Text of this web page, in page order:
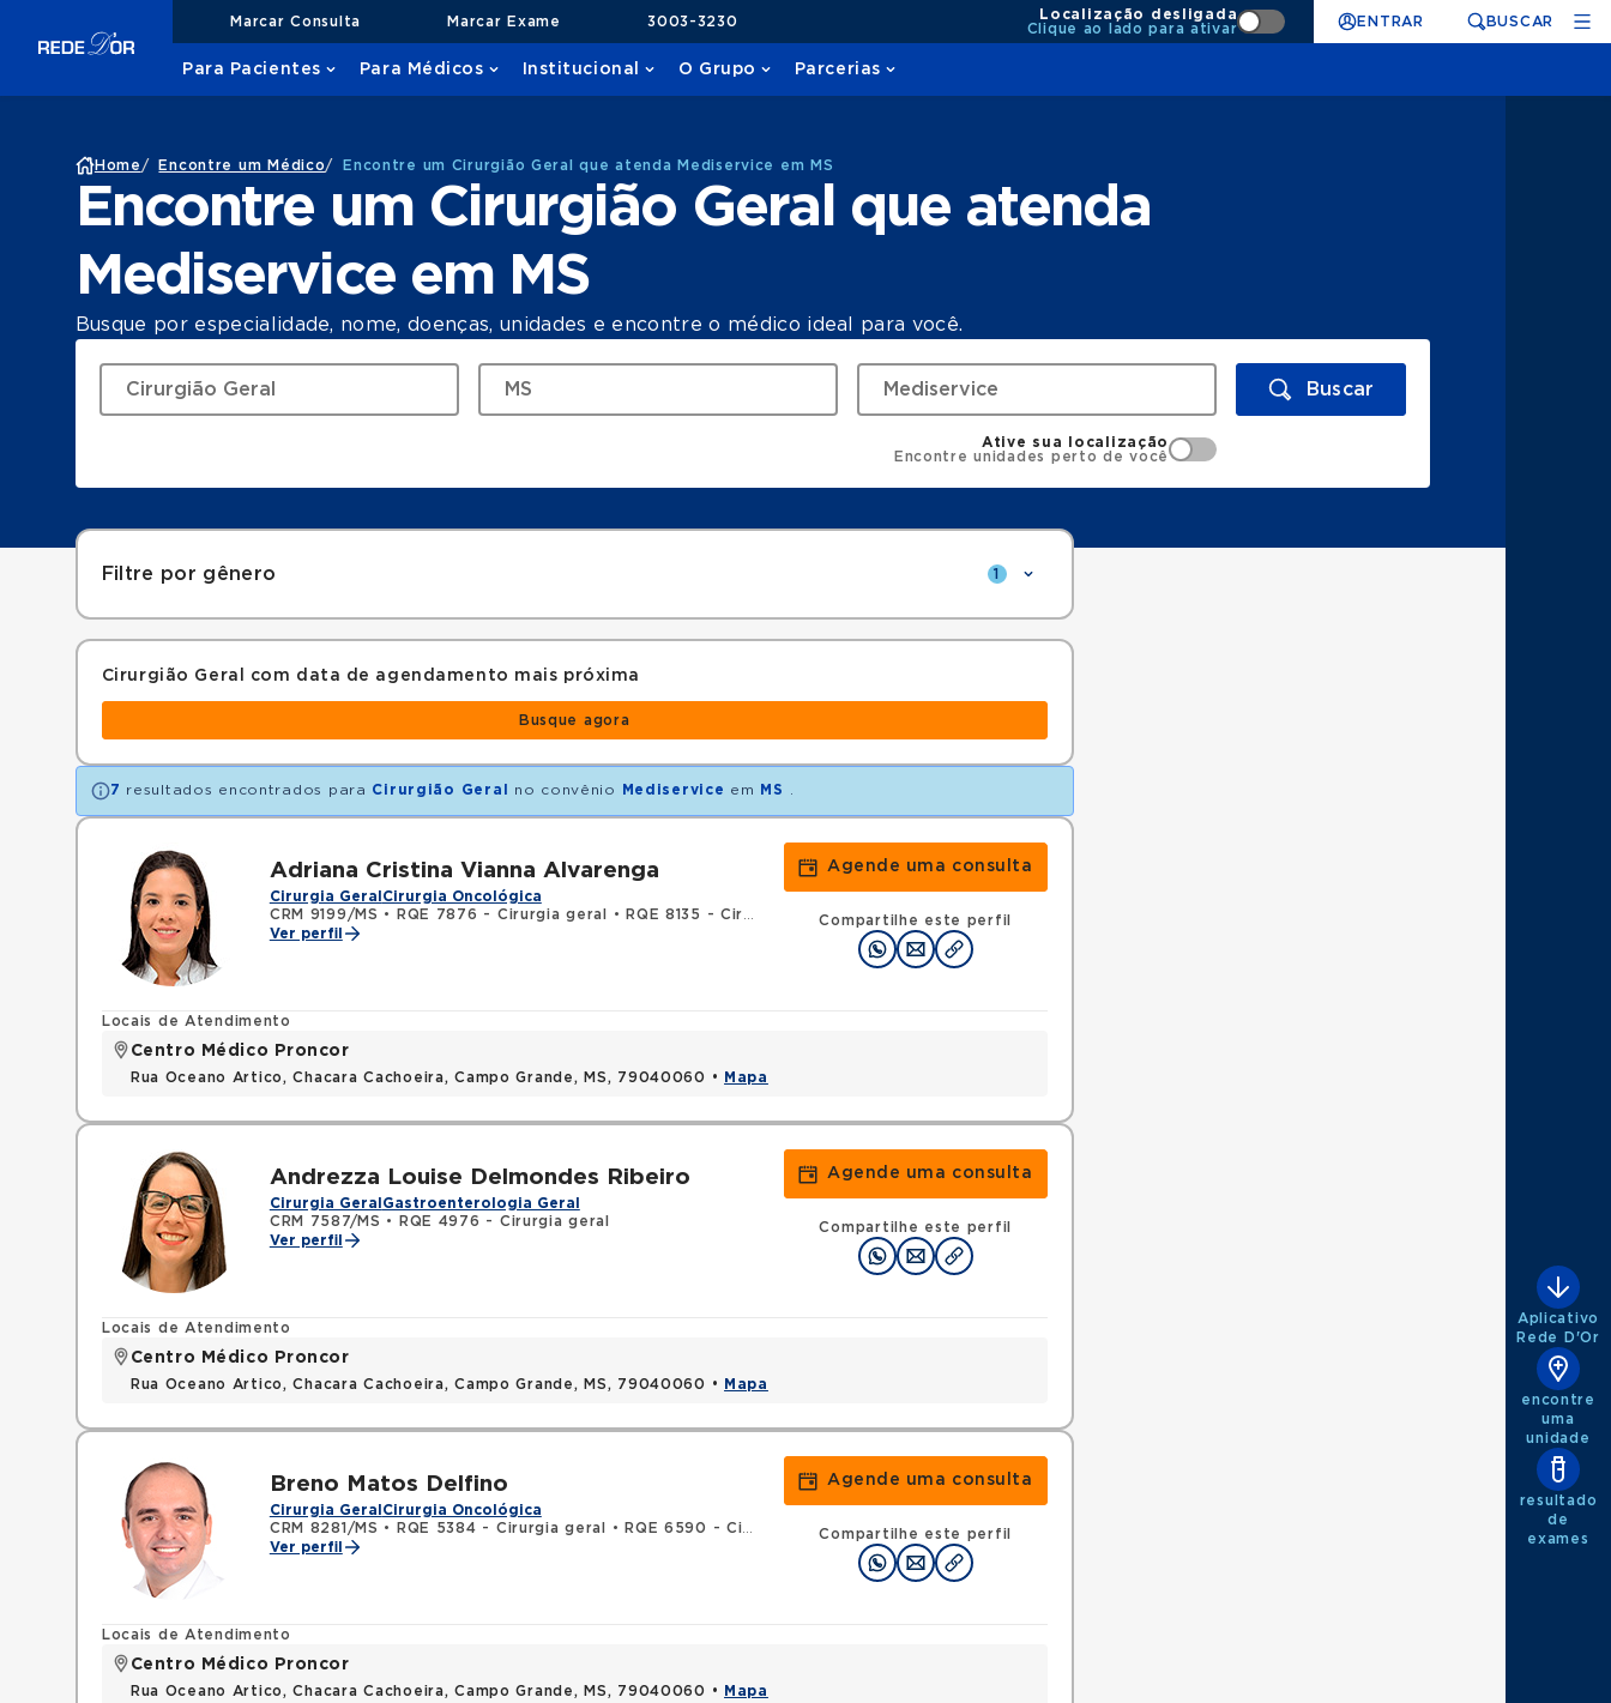
Marcar Consulta Marcar Exame 3003-3230
Localização desligada
Clique ao lado para ativar
ENTRAR BUSCAR
Para Pacientes Para Médicos Institucional O Grupo Parcerias
Home / Encontre um Médico/ Encontre um Cirurgião Geral que atenda Mediservice em MS
Encontre um Cirurgião Geral que atenda
Mediservice em MS
Busque por especialidade, nome, doenças, unidades e encontre o médico ideal para você.
Buscar
Ative sua localização
Encontre unidades perto de você
Filtre por gênero 1
Cirurgião Geral com data de agendamento mais próxima
Busque agora
7 resultados encontrados para Cirurgião Geral no convênio Mediservice em MS
Adriana Cristina Vianna Alvarenga
Cirurgia Geral Cirurgia Oncológica
CRM 9199/MS • RQE 7876 - Cirurgia geral •
RQE 8135 - Cirurgia oncológica
Ver perfil
Agende uma consulta
Compartilhe este perfil
Locais de Atendimento
Centro Médico Proncor
Rua Oceano Artico, Chacara Cachoeira, Campo Grande, MS, 79040060 • Mapa
Andrezza Louise Delmondes Ribeiro
Cirurgia Geral Gastroenterologia Geral
CRM 7587/MS •
RQE 4976 - Cirurgia geral
Ver perfil
Agende uma consulta
Compartilhe este perfil
Locais de Atendimento
Centro Médico Proncor
Rua Oceano Artico, Chacara Cachoeira, Campo Grande, MS, 79040060 • Mapa
Breno Matos Delfino
Cirurgia Geral Cirurgia Oncológica
CRM 8281/MS • RQE 5384 - Cirurgia geral •
RQE 6590 - Cirurgia oncológica
Ver perfil
Agende uma consulta
Compartilhe este perfil
Locais de Atendimento
Centro Médico Proncor
Rua Oceano Artico, Chacara Cachoeira, Campo Grande, MS, 79040060 • Mapa
Aplicativo
Rede D'Or
encontre
uma
unidade
resultado
de
exames